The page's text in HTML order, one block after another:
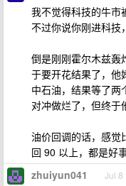
我不觉得科技的牛市
不过你说你刚进科技
倒是刚刚霍尔木兹轰
于要开花结果了，他
中石油，结果等了两
对冲做烂了，但终于
油价回调的话，感觉
回 90 以上，都是好
zhuiyun041 Jul 8